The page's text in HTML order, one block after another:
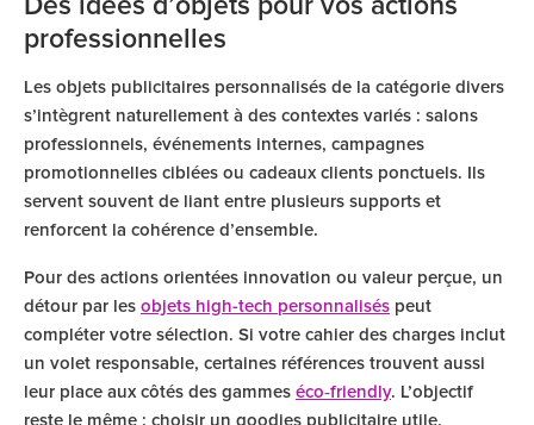
Des idées d’objets pour vos actions
professionnelles
Les objets publicitaires personnalisés de la catégorie divers
s’intègrent naturellement à des contextes variés : salons
professionnels, événements internes, campagnes
promotionnelles ciblées ou cadeaux clients ponctuels. Ils
servent souvent de liant entre plusieurs supports et
renforcent la cohérence d’ensemble.
Pour des actions orientées innovation ou valeur perçue, un
détour par les objets high-tech personnalisés peut
compléter votre sélection. Si votre cahier des charges inclut
un volet responsable, certaines références trouvent aussi
leur place aux côtés des gammes éco‑friendly. L’objectif
reste le même : choisir un goodies publicitaire utile,